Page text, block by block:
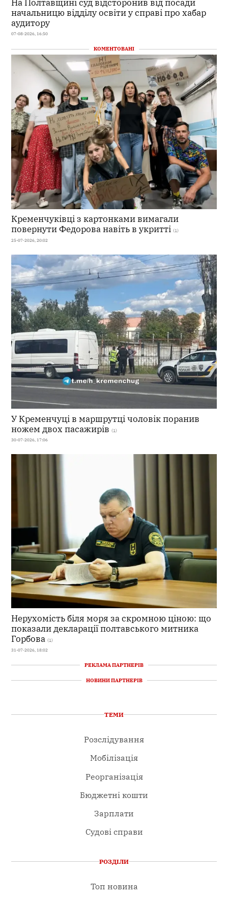
начальницю відділу освіти у справі про хабар
аудитору
07-08-2026, 16:50
КОМЕНТОВАНІ
Кременчуківці з картонками вимагали
повернути Федорова навіть в укритті (1)
25-07-2026, 20:02
У Кременчуці в маршрутці чоловік поранив
ножем двох пасажирів (1)
30-07-2026, 17:06
Нерухомість біля моря за скромною ціною: що
показали декларації полтавського митника
Горбова (1)
31-07-2026, 18:02
РЕКЛАМА ПАРТНЕРІВ
НОВИНИ ПАРТНЕРІВ
ТЕМИ
Розслідування
Мобілізація
Реорганізація
Бюджетні кошти
Зарплати
Судові справи
РОЗДІЛИ
Топ новина